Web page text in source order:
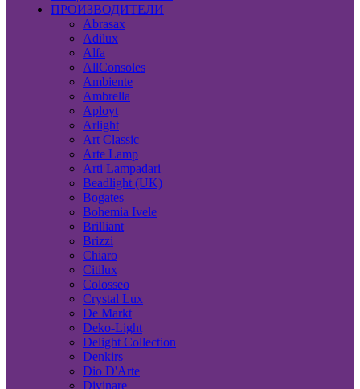
ПРОИЗВОДИТЕЛИ
Abrasax
Adilux
Alfa
AllConsoles
Ambiente
Ambrella
Aployt
Arlight
Art Classic
Arte Lamp
Arti Lampadari
Beadlight (UK)
Bogates
Bohemia Ivele
Brilliant
Brizzi
Chiaro
Citilux
Colosseo
Crystal Lux
De Markt
Deko-Light
Delight Collection
Denkirs
Dio D'Arte
Divinare